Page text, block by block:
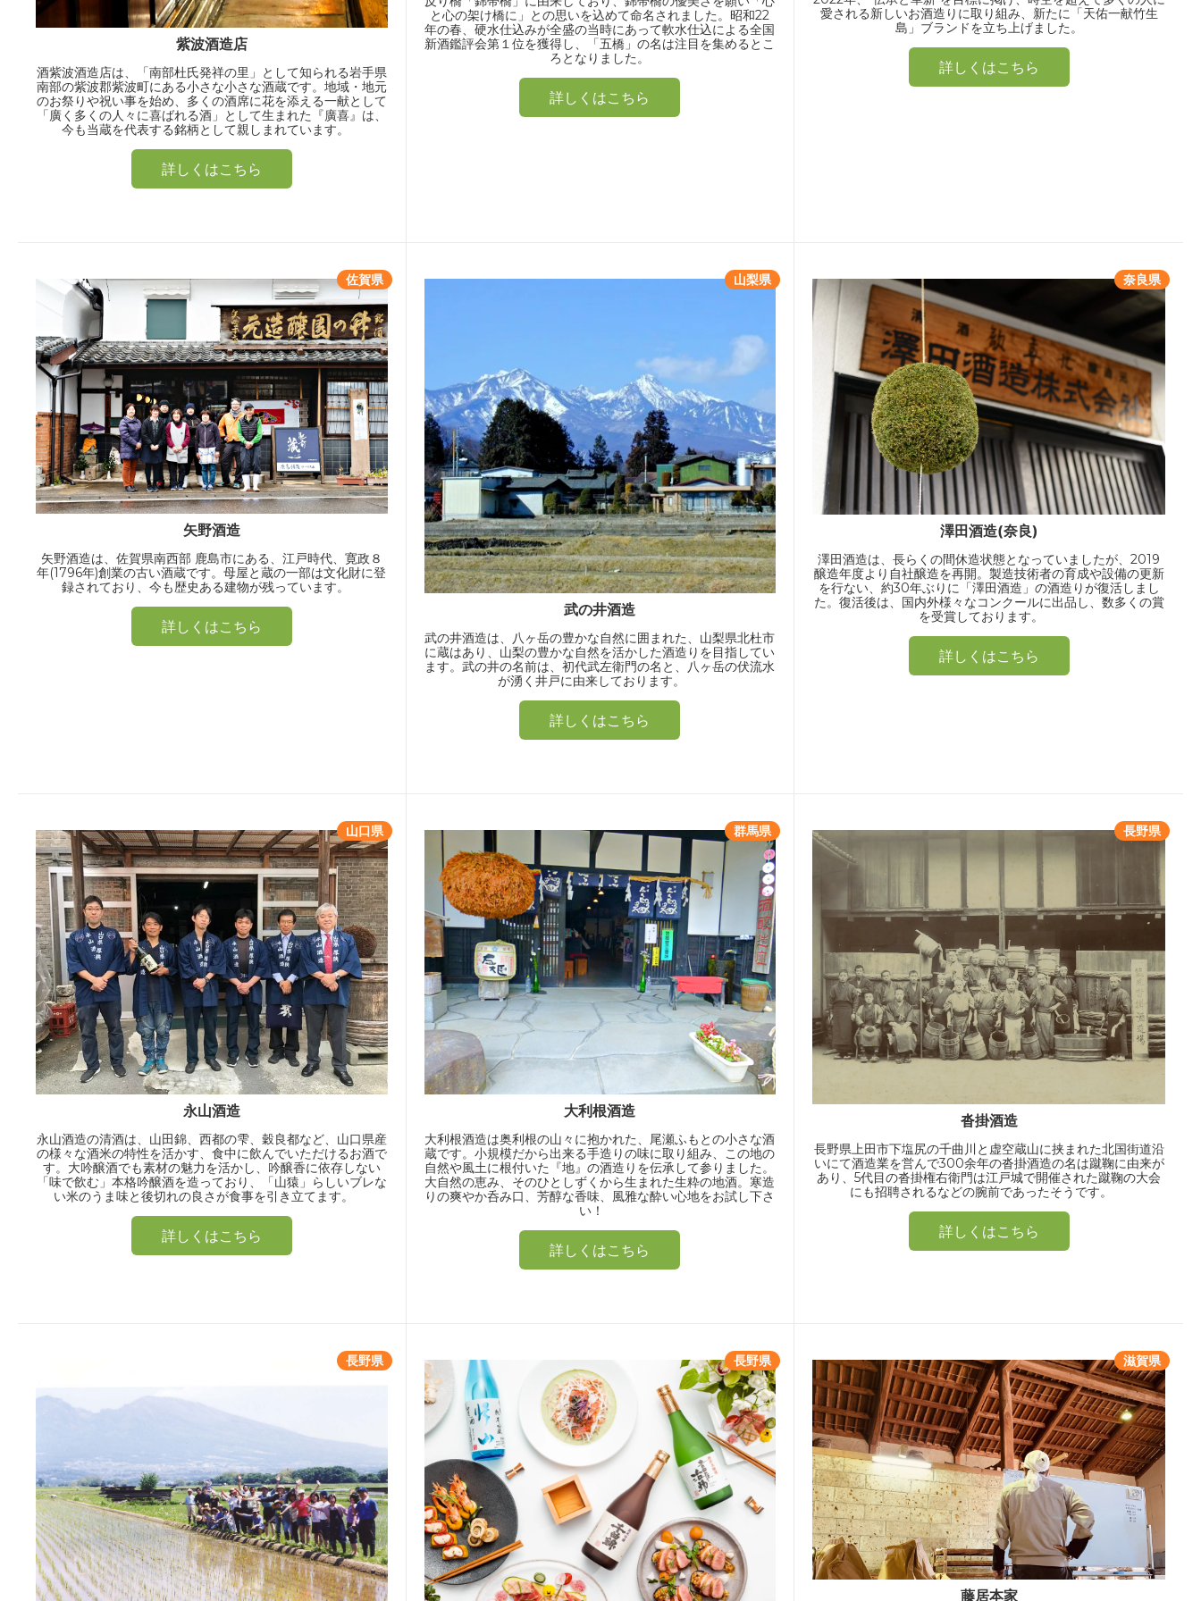
紫波酒造店
酒紫波酒造店は、「南部杜氏発祥の里」として知られる岩手県
南部の紫波郡紫波町にある小さな小さな酒蔵です。地域・地元
のお祭りや祝い事を始め、多くの酒席に花を添える一献として
「廣く多くの人々に喜ばれる酒」として生まれた『廣喜』は、
今も当蔵を代表する銘柄として親しまれています。
詳しくはこちら
と心の架け橋に」との思いを込めて命名されました。昭和22
年の春、硬水仕込みが全盛の当時にあって軟水仕込による全国
新酒鑑評会第１位を獲得し、「五橋」の名は注目を集めるとこ
ろとなりました。
詳しくはこちら
愛される新しいお酒造りに取り組み、新たに「天佑一献竹生
島」ブランドを立ち上げました。
詳しくはこちら
矢野酒造
矢野酒造は、佐賀県南西部 鹿島市にある、江戸時代、寛政８
年(1796年)創業の古い酒蔵です。母屋と蔵の一部は文化財に登
録されており、今も歴史ある建物が残っています。
詳しくはこちら
佐賀県
武の井酒造
武の井酒造は、八ヶ岳の豊かな自然に囲まれた、山梨県北杜市
に蔵はあり、山梨の豊かな自然を活かした酒造りを目指してい
ます。武の井の名前は、初代武左衛門の名と、八ヶ岳の伏流水
が湧く井戸に由来しております。
詳しくはこちら
山梨県
澤田酒造(奈良)
澤田酒造は、長らくの間休造状態となっていましたが、2019
醸造年度より自社醸造を再開。製造技術者の育成や設備の更新
を行ない、約30年ぶりに「澤田酒造」の酒造りが復活しまし
た。復活後は、国内外様々なコンクールに出品し、数多くの賞
を受賞しております。
詳しくはこちら
奈良県
永山酒造
永山酒造の清酒は、山田錦、西都の雫、穀良都など、山口県産
の様々な酒米の特性を活かす、食中に飲んでいただけるお酒で
す。大吟醸酒でも素材の魅力を活かし、吟醸香に依存しない
「味で飲む」本格吟醸酒を造っており、「山猿」らしいブレな
い米のうま味と後切れの良さが食事を引き立てます。
詳しくはこちら
山口県
大利根酒造
大利根酒造は奥利根の山々に抱かれた、尾瀬ふもとの小さな酒
蔵です。小規模だから出来る手造りの味に取り組み、この地の
自然や風土に根付いた『地』の酒造りを伝承して参りました。
大自然の恵み、そのひとしずくから生まれた生粋の地酒。寒造
りの爽やか呑み口、芳醇な香味、風雅な酔い心地をお試し下さ
い！
詳しくはこちら
群馬県
沓掛酒造
長野県上田市下塩尻の千曲川と虚空蔵山に挟まれた北国街道沿
いにて酒造業を営んで300余年の沓掛酒造の名は蹴鞠に由来が
あり、5代目の沓掛権右衛門は江戸城で開催された蹴鞠の大会
にも招聘されるなどの腕前であったそうです。
詳しくはこちら
長野県
長野県 長野県
藤居本家
滋賀県